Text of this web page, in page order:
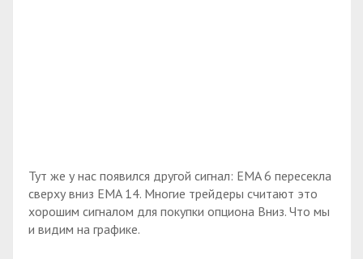
Тут же у нас появился другой сигнал: EMA 6 пересекла
сверху вниз EMA 14. Многие трейдеры считают это
хорошим сигналом для покупки опциона Вниз. Что мы
и видим на графике.